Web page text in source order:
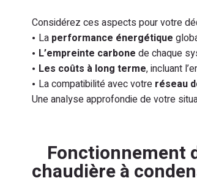
Considérez ces aspects pour votre
La performance énergétique
L’empreinte carbone de chaque
Les coûts à long terme, incluant
La compatibilité avec votre réseau
Une analyse approfondie de votre
Fonctionnement
chaudière à